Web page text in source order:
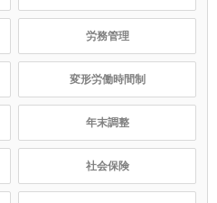
労務管理
変形労働時間制
年末調整
社会保険